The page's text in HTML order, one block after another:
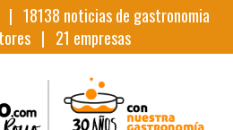
| 18138 noticias de gastronomia
| 21 empresas